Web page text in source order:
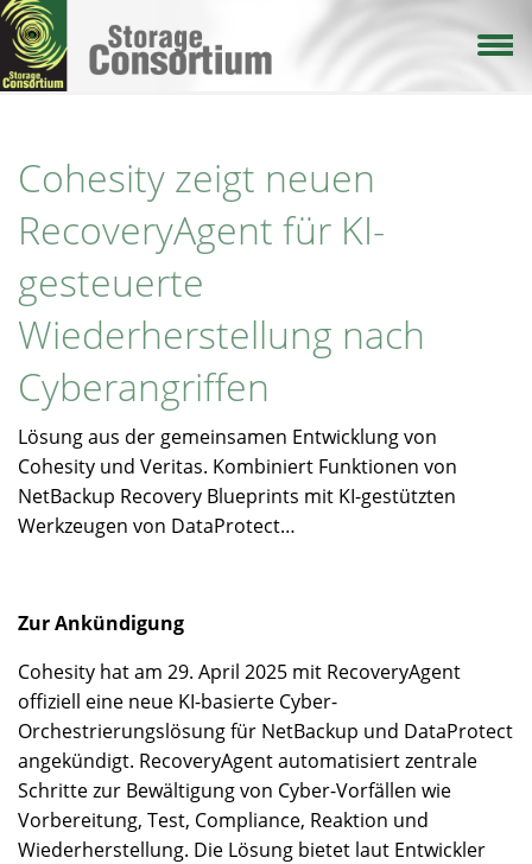
Direkt
zum
Inhalt
Cohesity zeigt neuen
RecoveryAgent für KI-
gesteuerte
Wiederherstellung nach
Cyberangriffen
Lösung aus der gemeinsamen Entwicklung von
Cohesity und Veritas. Kombiniert Funktionen von
NetBackup Recovery Blueprints mit KI-gestützten
Werkzeugen von DataProtect…
Zur Ankündigung
Cohesity hat am 29. April 2025 mit RecoveryAgent
offiziell eine neue KI-basierte Cyber-
Orchestrierungslösung für NetBackup und DataProtect
angekündigt. RecoveryAgent automatisiert zentrale
Schritte zur Bewältigung von Cyber-Vorfällen wie
Vorbereitung, Test, Compliance, Reaktion und
Wiederherstellung. Die Lösung bietet laut Entwickler